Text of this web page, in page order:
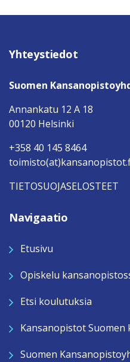
Yhteystiedot
Suomen
Annankatu 12 A 18
00120 Helsinki
+358 40 145 8464
TIETOSUOJASELOSTEET
Navigaatio
Etusivu
Opiskelu
Etsi koulutuksia
Kansanopistot Suomen
Suomen